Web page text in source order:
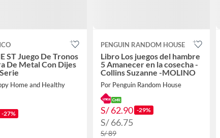
ST Juego De Tronos
De Metal Con Dijes
Home and Healthy
-27%
PENGUIN RANDOM HOUSE
Libro Los juegos del hambre
5 Amanecer en la cosecha -
Collins Suzanne -MOLINO
Por Penguin Random House
S/ 62.90 -29%
S/ 66.75
S/ 89